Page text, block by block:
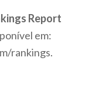
Report
em:
rankings.